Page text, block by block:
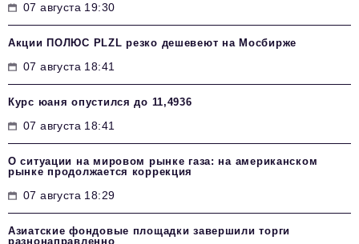
07 августа 19:30
Акции ПОЛЮС PLZL резко дешевеют на Мосбирже
07 августа 18:41
Курс юаня опустился до 11,4936
07 августа 18:41
О ситуации на мировом рынке газа: на американском
рынке продолжается коррекция
07 августа 18:29
Азиатские фондовые площадки завершили торги
разнонаправленно